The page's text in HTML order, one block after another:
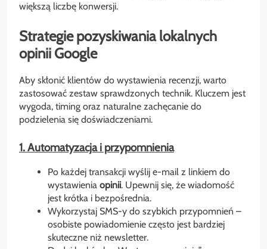
większą liczbę konwersji.
Strategie pozyskiwania lokalnych
opinii Google
Aby skłonić klientów do wystawienia recenzji, warto
zastosować zestaw sprawdzonych technik. Kluczem jest
wygoda, timing oraz naturalne zachęcanie do
podzielenia się doświadczeniami.
1. Automatyzacja i przypomnienia
Po każdej transakcji wyślij e-mail z linkiem do
wystawienia opinii. Upewnij się, że wiadomość
jest krótka i bezpośrednia.
Wykorzystaj SMS-y do szybkich przypomnień –
osobiste powiadomienie często jest bardziej
skuteczne niż newsletter.